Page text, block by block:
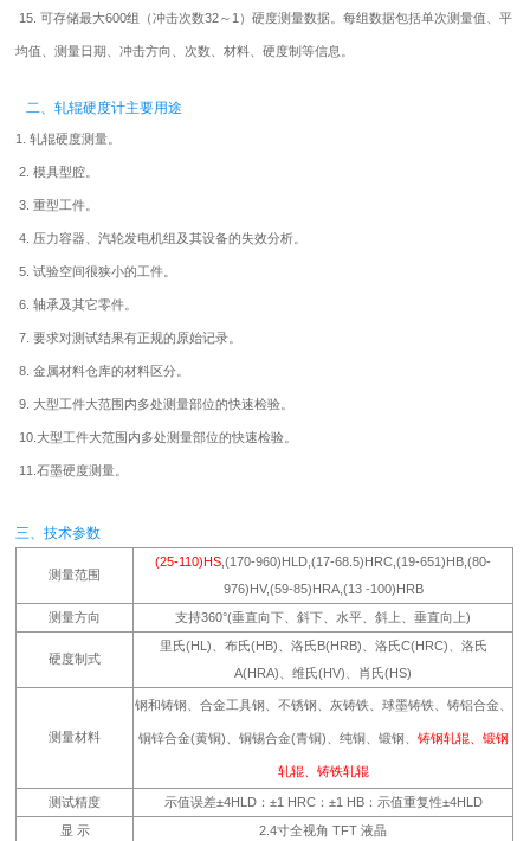
15. 可存储最大600组（冲击次数32～1）硬度测量数据。每组数据包括单次测量值、平
均值、测量日期、冲击方向、次数、材料、硬度制等信息。
二、轧辊硬度计主要用途
1. 轧辊硬度测量。
2. 模具型腔。
3. 重型工件。
4. 压力容器、汽轮发电机组及其设备的失效分析。
5. 试验空间很狭小的工件。
6. 轴承及其它零件。
7. 要求对测试结果有正规的原始记录。
8. 金属材料仓库的材料区分。
9. 大型工件大范围内多处测量部位的快速检验。
10.大型工件大范围内多处测量部位的快速检验。
11.石墨硬度测量。
三、技术参数
测量范围
(25-110)HS ,(170-960)HLD,(17-68.5)HRC,(19-651)HB,(80-
976)HV,(59-85)HRA,(13 -100)HRB
测量方向
支持360°(垂直向下、斜下、水平、斜上、垂直向上)
硬度制式
里氏(HL)、布氏(HB)、洛氏B(HRB)、洛氏C(HRC)、洛氏
A(HRA)、维氏(HV)、肖氏(HS)
测量材料
钢和铸钢、合金工具钢、不锈钢、灰铸铁、球墨铸铁、铸铝合金、
铜锌合金(黄铜)、铜锡合金(青铜)、纯铜、锻钢、 铸钢轧辊、锻钢
轧辊、铸铁轧辊
测试精度
示值误差±4HLD：±1 HRC：±1 HB：示值重复性±4HLD
显 示
2.4寸全视角 TFT 液晶